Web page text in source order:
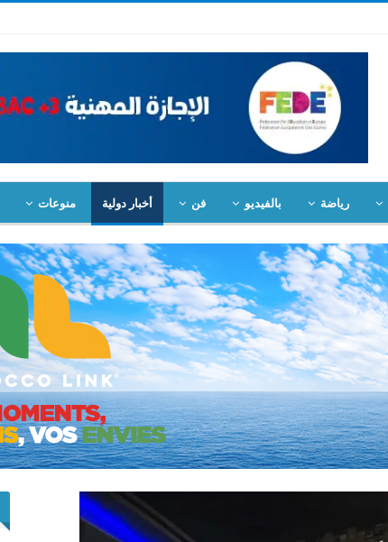
رياضة بالفيديو فن أخبار دولية منوعات